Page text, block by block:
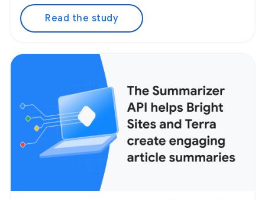
Read the study